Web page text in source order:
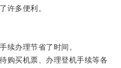
多便利。
办理节省了时间。
买机票、办理登机手续等各